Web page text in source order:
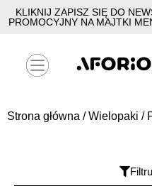
KLIKNIJ ZAPISZ SIĘ DO
PROMOCYJNY NA MAJTKI
Strona główna /Wielopaki /